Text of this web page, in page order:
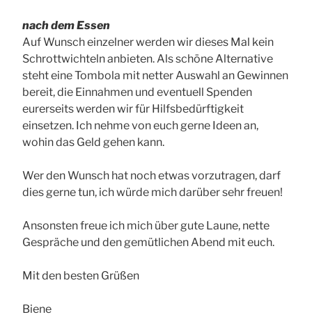
nach dem Essen
Auf Wunsch einzelner werden wir dieses Mal kein
Schrottwichteln anbieten. Als schöne Alternative
steht eine Tombola mit netter Auswahl an Gewinnen
bereit, die Einnahmen und eventuell Spenden
eurerseits werden wir für Hilfsbedürftigkeit
einsetzen. Ich nehme von euch gerne Ideen an,
wohin das Geld gehen kann.
Wer den Wunsch hat noch etwas vorzutragen, darf
dies gerne tun, ich würde mich darüber sehr freuen!
Ansonsten freue ich mich über gute Laune, nette
Gespräche und den gemütlichen Abend mit euch.
Mit den besten Grüßen
Biene